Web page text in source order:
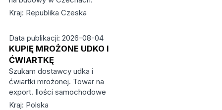
Kraj: Republika Czeska
Data publikacji: 2026-08-04
KUPIĘ MROŻONE UDKO I
ĆWIARTKĘ
Szukam dostawcy udka i
ćwiartki mrożonej. Towar na
export. Ilości samochodowe
Kraj: Polska